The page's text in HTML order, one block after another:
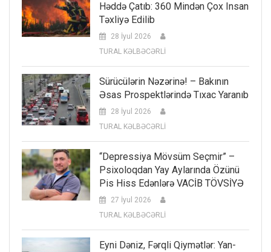
Həddə Çatıb: 360 Mindən Çox Insan
Təxliyə Edilib
28 İyul 2026
TURAL KƏLBƏCƏRLİ
Sürücülərin Nəzərinə! – Bakının
Əsas Prospektlərində Tıxac Yaranıb
28 İyul 2026
TURAL KƏLBƏCƏRLİ
“Depressiya Mövsüm Seçmir” –
Psixoloqdan Yay Aylarında Özünü
Pis Hiss Edənlərə VACİB TÖVSİYƏ
27 İyul 2026
TURAL KƏLBƏCƏRLİ
Eyni Dəniz, Fərqli Qiymətlər: Yan-